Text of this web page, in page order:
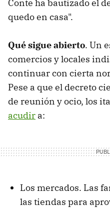
Conte ha bautizado el
quedo en casa".
Qué sigue abierto. Un
comercios y locales
continuar con cierta
Pese a que el decreto
de reunión y ocio, los
acudir a:
Los mercados. Las
las tiendas para